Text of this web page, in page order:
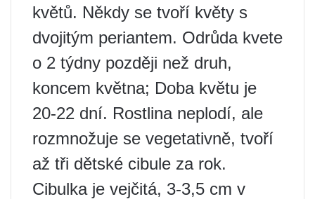
květů. Někdy se tvoří květy s
dvojitým periantem. Odrůda kvete
o 2 týdny později než druh,
koncem května; Doba květu je
20-22 dní. Rostlina neplodí, ale
rozmnožuje se vegetativně, tvoří
až tři dětské cibule za rok.
Cibulka je vejčitá, 3-3,5 cm v